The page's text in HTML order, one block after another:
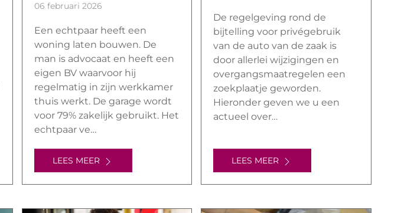
06 februari 2026
Een echtpaar heeft een
woning laten bouwen. De
man is advocaat en heeft een
eigen BV waarvoor hij
regelmatig in zijn werkkamer
thuis werkt. De garage wordt
voor 79% zakelijk gebruikt. Het
echtpaar ve…
LEES MEER
De regelgeving rond de
bijtelling voor privégebruik
van de auto van de zaak is
door allerlei wijzigingen en
overgangsmaatregelen een
zoekplaatje geworden.
Hieronder geven we u een
actueel over…
LEES MEER